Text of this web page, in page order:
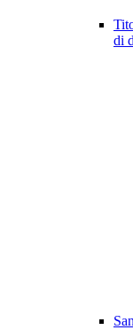
di